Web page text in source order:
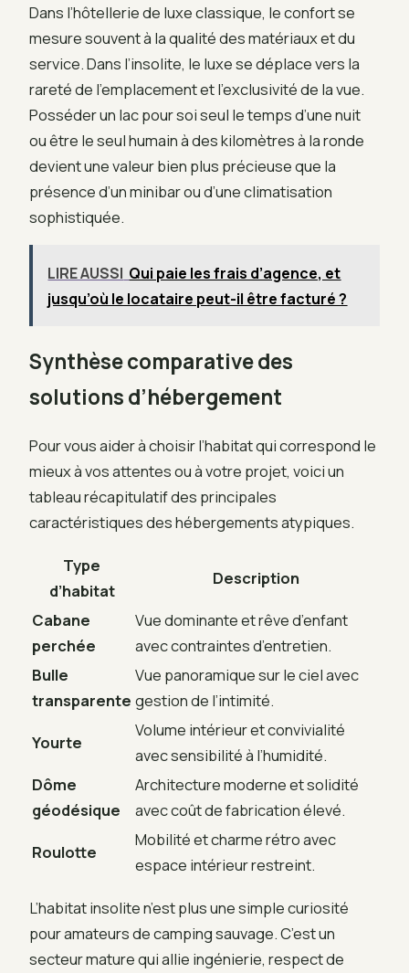
Dans l’hôtellerie de luxe classique, le confort se
mesure souvent à la qualité des matériaux et du
service. Dans l’insolite, le luxe se déplace vers la
rareté de l’emplacement et l’exclusivité de la vue.
Posséder un lac pour soi seul le temps d’une nuit
ou être le seul humain à des kilomètres à la ronde
devient une valeur bien plus précieuse que la
présence d’un minibar ou d’une climatisation
sophistiquée.
LIRE AUSSI Qui paie les frais d’agence, et
jusqu’où le locataire peut-il être facturé ?
Synthèse comparative des
solutions d’hébergement
Pour vous aider à choisir l’habitat qui correspond le
mieux à vos attentes ou à votre projet, voici un
tableau récapitulatif des principales
caractéristiques des hébergements atypiques.
Type
d’habitat
Description
Cabane
perchée
Vue dominante et rêve d’enfant
avec contraintes d’entretien.
Bulle
transparente
Vue panoramique sur le ciel avec
gestion de l’intimité.
Yourte
Volume intérieur et convivialité
avec sensibilité à l’humidité.
Dôme
géodésique
Architecture moderne et solidité
avec coût de fabrication élevé.
Roulotte
Mobilité et charme rétro avec
espace intérieur restreint.
L’habitat insolite n’est plus une simple curiosité
pour amateurs de camping sauvage. C’est un
secteur mature qui allie ingénierie, respect de